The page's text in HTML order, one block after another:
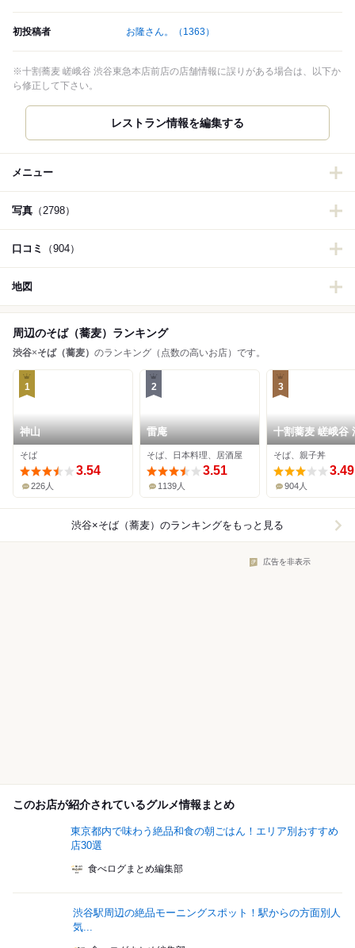
初投稿者 お隆さん。 （1363）
※十割蕎麦 嵯峨谷 渋谷東急本店前店の店舗情報に誤りがある場合は、以下か
ら修正して下さい。
レストラン情報を編集する
メニュー
写真 （2798）
口コミ （904）
地図
周辺のそば（蕎麦）ランキング
渋谷×そば（蕎麦） のランキング（点数の高いお店）です。
1
神山
そば
3.54
226人
2
雷庵
そば、日本料理、居酒屋
3.51
1139人
3
十割蕎麦 嵯峨谷
東急本店前店
そば、親子丼
3.49
904人
渋谷×そば（蕎麦） のランキングをもっと見る
広告を非表示
このお店が紹介されているグルメ情報まとめ
東京都内で味わう絶品和食の朝ごはん！エリア別おすすめ
店30選
食べログまとめ編集部
渋谷駅周辺の絶品モーニングスポット！駅からの方面別人
気...